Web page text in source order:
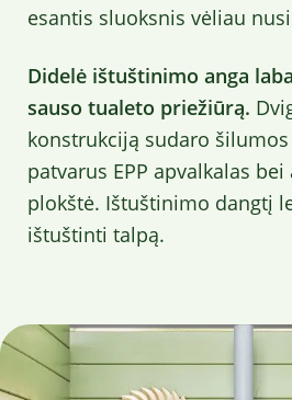
esantis sluoksnis vėliau
Didelė ištuštinimo anga
sauso tualeto priežiūrą.
konstrukciją sudaro
patvarus EPP apvalkalas
plokštė. Ištuštinimo dangtį
ištuštinti talpą.